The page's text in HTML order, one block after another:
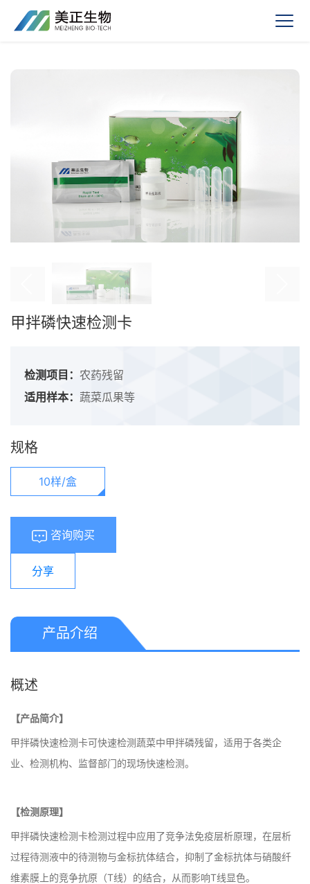
甲拌磷快速检测卡
检测项目： 农药残留
适用样本： 蔬菜瓜果等
规格
10样/盒
咨询购买
分享
产品介绍
概述
【产品简介】
甲拌磷快速检测卡可快速检测蔬菜中甲拌磷残留，适用于各类企
业、检测机构、监督部门的现场快速检测。
【检测原理】
甲拌磷快速检测卡检测过程中应用了竞争法免疫层析原理，在层析
过程待测液中的待测物与金标抗体结合，抑制了金标抗体与硝酸纤
维素膜上的竞争抗原（T线）的结合，从而影响T线显色。